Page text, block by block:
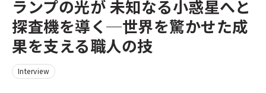
ランプの光が 未知なる小惑星へと
探査機を導く─世界を驚かせた成
果を支える職人の技
Interview